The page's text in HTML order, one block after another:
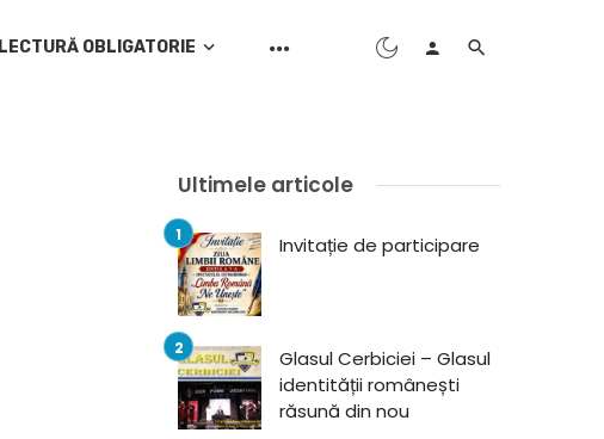
LECTURĂ OBLIGATORIE
Ultimele articole
Invitație de participare
Glasul Cerbiciei – Glasul
identității românești
răsună din nou